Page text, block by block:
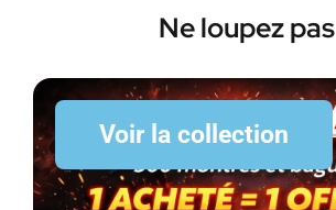
Ne loupez pas
Voir la collection